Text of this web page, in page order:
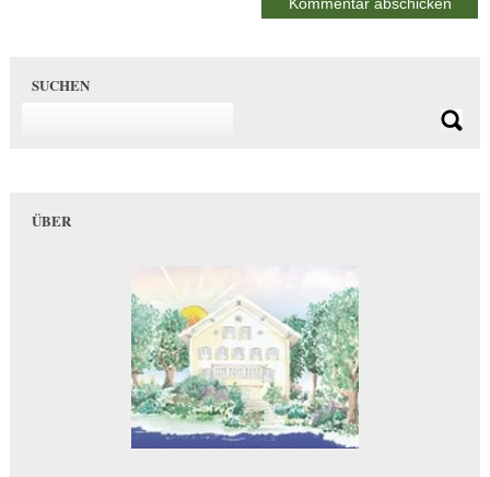
SUCHEN
ÜBER